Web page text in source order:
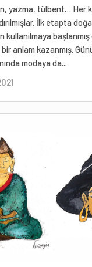
yazma, tülbent… Her
İlk etapta
kullanılmaya
anlam kazanmış.
modaya da...